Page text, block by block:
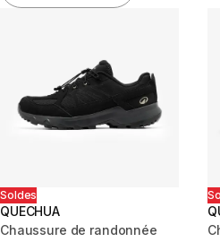
Soldes
QUECHUA
Chaussure de randonnée